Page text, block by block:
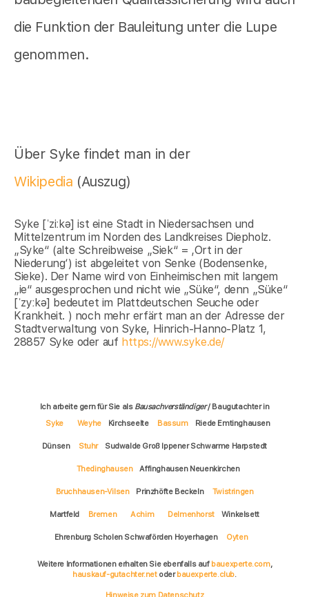
die Funktion der Bauleitung unter die Lupe
genommen.
Über Syke findet man in der
Wikipedia (Auszug)
Syke [ˈziːkə] ist eine Stadt in Niedersachsen und
Mittelzentrum im Norden des Landkreises Diepholz.
„Syke“ (alte Schreibweise „Siek“ = ‚Ort in der
Niederung‘) ist abgeleitet von Senke (Bodensenke,
Sieke). Der Name wird von Einheimischen mit langem
„ie“ ausgesprochen und nicht wie „Süke“, denn „Süke“
[ˈzyːkə] bedeutet im Plattdeutschen Seuche oder
Krankheit. ) noch mehr erfärt man an der Adresse der
Stadtverwaltung von Syke, Hinrich-Hanno-Platz 1,
28857 Syke oder auf https://www.syke.de/
Ich arbeite gern für Sie als Bausachverständiger/ Baugutachter in
Syke
Weyhe Kirchseelte Bassum Riede Emtinghausen
Dünsen Stuhr Sudwalde Groß Ippener Schwarme Harpstedt
Thedinghausen Affinghausen Neuenkirchen
Bruchhausen-Vilsen Prinzhöfte Beckeln Twistringen
Martfeld Bremen Achim Delmenhorst Winkelsett
Ehrenburg Scholen Schwaförden Hoyerhagen Oyten
Weitere Informationen erhalten Sie ebenfalls auf bauexperte.com,
hauskauf-gutachter.netoderbauexperte.club.
Hinweise zum Datenschutz